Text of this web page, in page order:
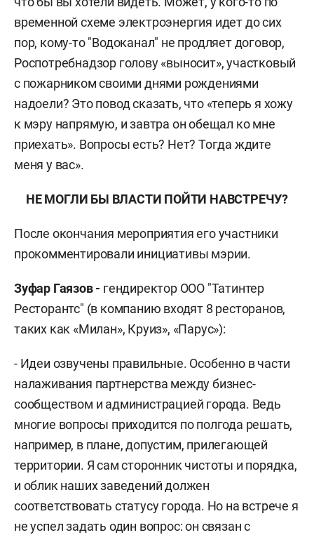
временной схеме электроэнергия идет до сих
пор, кому-то "Водоканал" не продляет договор,
Роспотребнадзор голову «выносит», участковый
с пожарником своими днями рождениями
надоели? Это повод сказать, что «теперь я хожу
к мэру напрямую, и завтра он обещал ко мне
приехать». Вопросы есть? Нет? Тогда ждите
меня у вас».
НЕ МОГЛИ БЫ ВЛАСТИ ПОЙТИ НАВСТРЕЧУ?
После окончания мероприятия его участники
прокомментировали инициативы мэрии.
Зуфар Гаязов - гендиректор ООО "Татинтер
Ресторантс" (в компанию входят 8 ресторанов,
таких как «Милан», Круиз», «Парус»):
- Идеи озвучены правильные. Особенно в части
налаживания партнерства между бизнес-
сообществом и администрацией города. Ведь
многие вопросы приходится по полгода решать,
например, в плане, допустим, прилегающей
территории. Я сам сторонник чистоты и порядка,
и облик наших заведений должен
соответствовать статусу города. Но на встрече я
не успел задать один вопрос: он связан с